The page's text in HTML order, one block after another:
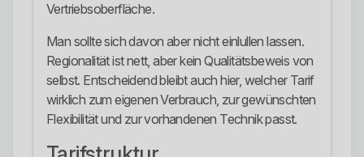
Vertriebsoberfläche.
Man sollte sich davon aber nicht einlullen lassen.
Regionalität ist nett, aber kein Qualitätsbeweis von
selbst. Entscheidend bleibt auch hier, welcher Tarif
wirklich zum eigenen Verbrauch, zur gewünschten
Flexibilität und zur vorhandenen Technik passt.